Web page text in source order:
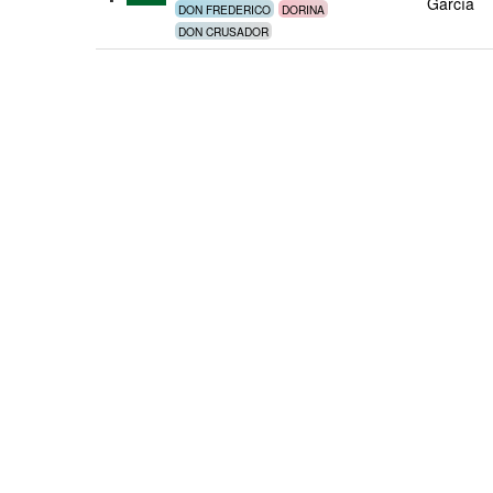
DON FREDERICO
DORINA
DON CRUSADOR